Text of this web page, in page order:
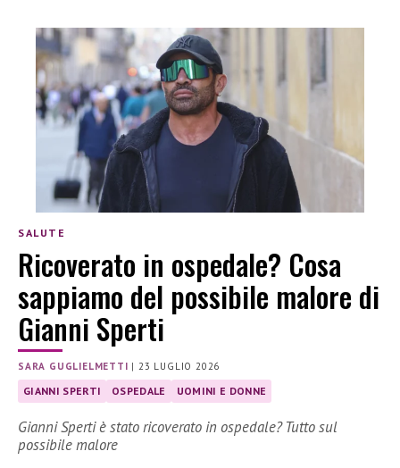
SALUTE
Ricoverato in ospedale? Cosa
sappiamo del possibile malore di
Gianni Sperti
SARA GUGLIELMETTI |23 LUGLIO 2026
GIANNI SPERTI OSPEDALE UOMINI E DONNE
Gianni Sperti è stato ricoverato in ospedale? Tutto sul
possibile malore